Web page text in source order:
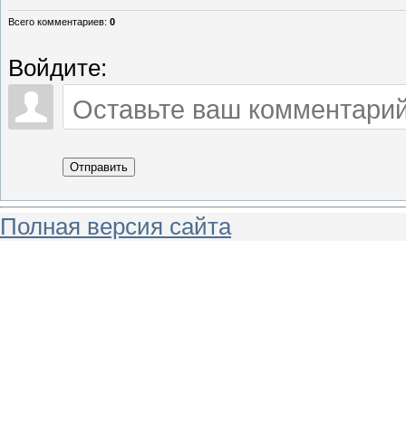
Всего комментариев: 0
Войдите:
Отправить
Полная версия сайта